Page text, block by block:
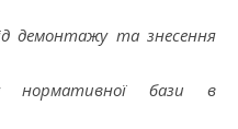
демонтажу та знесення
нормативної бази в